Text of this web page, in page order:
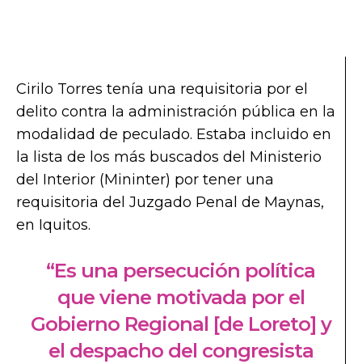
Cirilo Torres tenía una requisitoria por el
delito contra la administración pública en la
modalidad de peculado. Estaba incluido en
la lista de los más buscados del Ministerio
del Interior (Mininter) por tener una
requisitoria del Juzgado Penal de Maynas,
en Iquitos.
“Es una persecución política
que viene motivada por el
Gobierno Regional [de Loreto] y
el despacho del congresista